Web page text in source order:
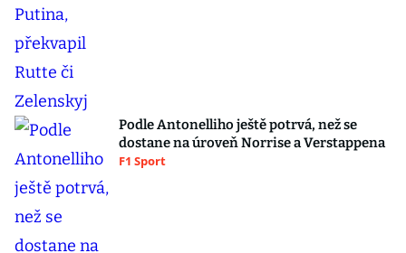
Podle Antonelliho ještě potrvá, než se
dostane na úroveň Norrise a Verstappena
F1 Sport